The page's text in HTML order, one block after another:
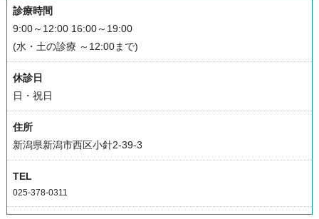
診療時間
9:00～12:00 16:00～19:00
(水・土の診療 ～12:00まで)
休診日
日・祝日
住所
新潟県新潟市西区小針2-39-3
TEL
025-378-0311